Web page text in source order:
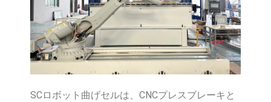
SCロボット曲げセルは、CNCプレスブレーキと